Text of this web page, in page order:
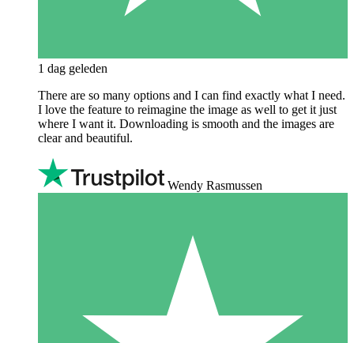
1 dag geleden
There are so many options and I can find exactly what I need.
I love the feature to reimagine the image as well to get it just
where I want it. Downloading is smooth and the images are
clear and beautiful.
Wendy Rasmussen